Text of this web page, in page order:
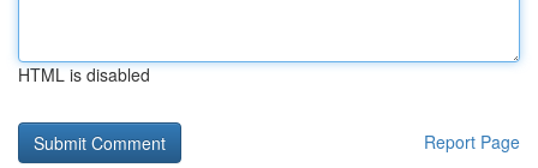
HTML is disabled
Report Page